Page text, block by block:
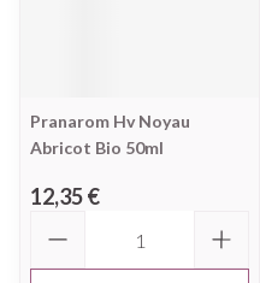
Pranarom Hv Noyau
Abricot Bio 50ml
12,35 €